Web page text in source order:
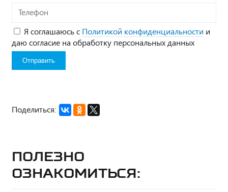
Телефон
Я соглашаюсь с Политикой конфиденциальности и
даю согласие на обработку персональных данных
Поделиться:
Полезно
ознакомиться: